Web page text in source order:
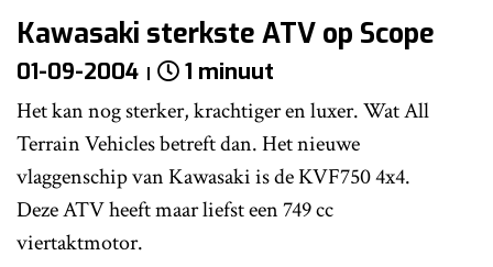
Kawasaki sterkste ATV op Scope
01-09-2004 1 minuut
Het kan nog sterker, krachtiger en luxer. Wat All
Terrain Vehicles betreft dan. Het nieuwe
vlaggenschip van Kawasaki is de KVF750 4x4.
Deze ATV heeft maar liefst een 749 cc
viertaktmotor.